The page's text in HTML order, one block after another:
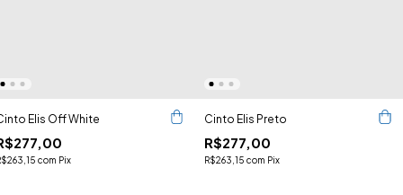
Elis Off White
com Pix
Cinto Elis Preto
R$277,00
R$263,15 com Pix